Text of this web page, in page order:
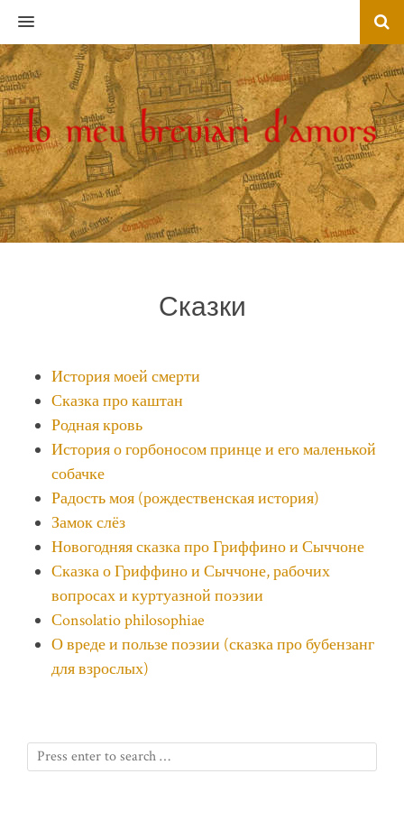
MENU
Сказки
История моей смерти
Сказка про каштан
Родная кровь
История о горбоносом принце и его маленькой
собачке
Радость моя (рождественская история)
Замок слёз
Новогодняя сказка про Гриффино и Сыччоне
Сказка о Гриффино и Сыччоне, рабочих
вопросах и куртуазной поэзии
Сonsolatio philosophiae
О вреде и пользе поэзии (сказка про бубензанг
для взрослых)